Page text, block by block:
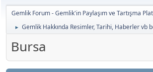
Gemlik Forum - Gemlik'in Paylaşım ve Tartışma
► Gemlik Hakkında Resimler, Tarihi, Haberler vb
Bursa